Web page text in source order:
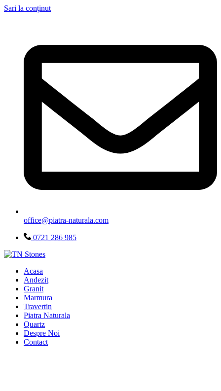
Sari la conținut
office@piatra-naturala.com
0721 286 985
Acasa
Andezit
Granit
Marmura
Travertin
Piatra Naturala
Quartz
Despre Noi
Contact